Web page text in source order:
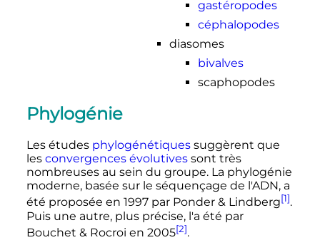
gastéropodes
céphalopodes
diasomes
bivalves
scaphopodes
Phylogénie
Les études phylogénétiquessuggèrent que
les convergences évolutivessont très
nombreuses au sein du groupe. La phylogénie
moderne, basée sur le séquençage de l'ADN, a
été proposée en 1997 par Ponder & Lindberg[1].
Puis une autre, plus précise, l'a été par
Bouchet & Rocroi en 2005[2].